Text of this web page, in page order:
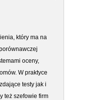
który ma na
oceny,
W praktyce
testy jak i
też szefowie firm